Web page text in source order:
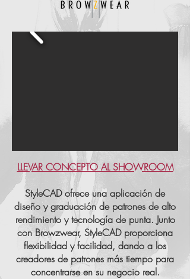
LLEVAR CONCEPTO AL SHOWROOM
StyleCAD ofrece una aplicación de
diseño y graduación de patrones de alto
rendimiento y tecnología de punta. Junto
con Browzwear, StyleCAD proporciona
flexibilidad y facilidad, dando a los
creadores de patrones más tiempo para
concentrarse en su negocio real.